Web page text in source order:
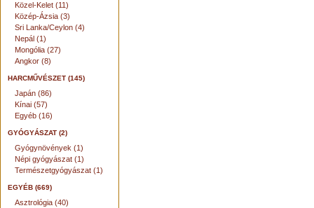
Közel-Kelet (11)
Közép-Ázsia (3)
Sri Lanka/Ceylon (4)
Nepál (1)
Mongólia (27)
Angkor (8)
HARCMŰVÉSZET (145)
Japán (86)
Kínai (57)
Egyéb (16)
GYÓGYÁSZAT (2)
Gyógynövények (1)
Népi gyógyászat (1)
Természetgyógyászat (1)
EGYÉB (669)
Asztrológia (40)